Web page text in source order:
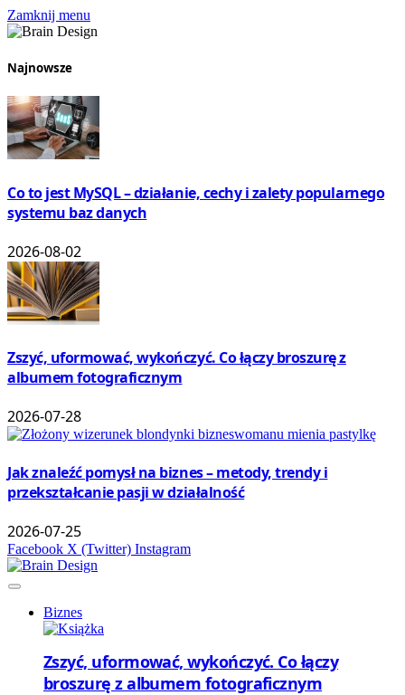
Zamknij menu
Najnowsze
Co to jest MySQL – działanie, cechy i zalety popularnego
systemu baz danych
2026-08-02
Zszyć, uformować, wykończyć. Co łączy broszurę z
albumem fotograficznym
2026-07-28
Jak znaleźć pomysł na biznes – metody, trendy i
przekształcanie pasji w działalność
2026-07-25
Facebook X (Twitter) Instagram
Biznes
Zszyć, uformować, wykończyć. Co łączy
broszurę z albumem fotograficznym